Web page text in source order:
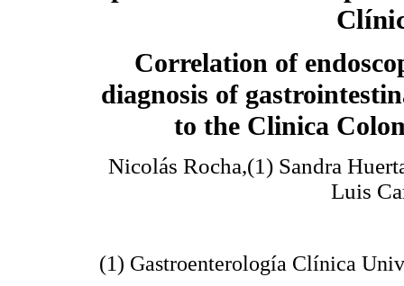
Correlation of
diagnosis of
to the Clinica
Nicolás Rocha,(1) Sandra
Luis
(1) Gastroenterología Clínica